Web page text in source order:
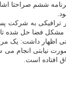
ششم صراحتا
ترافیکی به
مشکل فضا حل شده
صورت نیابتی
افتاده است.